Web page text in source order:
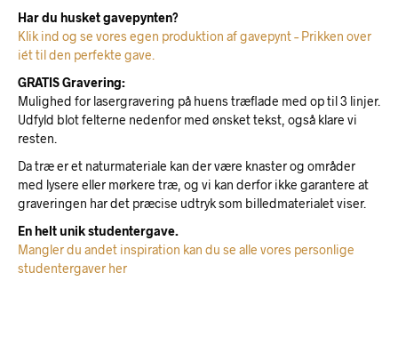
Har du husket gavepynten?
Klik ind og se vores egen produktion af gavepynt – Prikken over
iét til den perfekte gave.
GRATIS Gravering:
Mulighed for lasergravering på huens træflade med op til 3 linjer.
Udfyld blot felterne nedenfor med ønsket tekst, også klare vi
resten.
Da træ er et naturmateriale kan der være knaster og områder
med lysere eller mørkere træ, og vi kan derfor ikke garantere at
graveringen har det præcise udtryk som billedmaterialet viser.
En helt unik studentergave.
Mangler du andet inspiration kan du se alle vores personlige
studentergaver her